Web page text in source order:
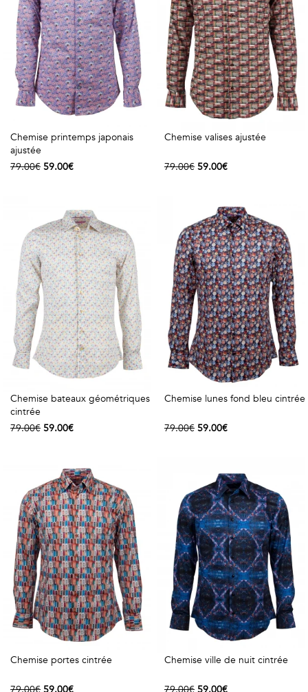
Chemise printemps japonais
ajustée
79.00€ 59.00€
Chemise valises ajustée
79.00€ 59.00€
Chemise bateaux géométriques
cintrée
79.00€ 59.00€
Chemise lunes fond bleu cintrée
79.00€ 59.00€
Chemise portes cintrée Chemise ville de nuit cintrée